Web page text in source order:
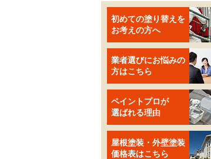
初めての塗り替えを
お考えの方へ
業者選びにお悩みの
方はこちら
ペイントプロが
選ばれる理由
屋根塗装・外壁塗装
価格表はこちら